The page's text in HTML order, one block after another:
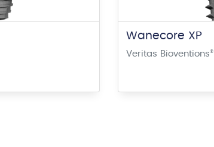
Wanecore XP
Veritas Bioventions®